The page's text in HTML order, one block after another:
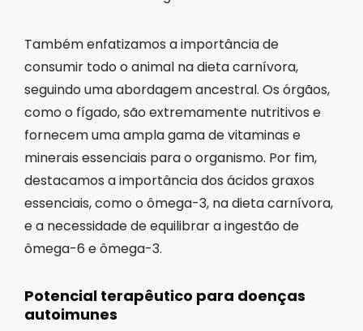
Também enfatizamos a importância de
consumir todo o animal na dieta carnívora,
seguindo uma abordagem ancestral. Os órgãos,
como o fígado, são extremamente nutritivos e
fornecem uma ampla gama de vitaminas e
minerais essenciais para o organismo. Por fim,
destacamos a importância dos ácidos graxos
essenciais, como o ômega-3, na dieta carnívora,
e a necessidade de equilibrar a ingestão de
ômega-6 e ômega-3.
Potencial terapêutico para doenças
autoimunes